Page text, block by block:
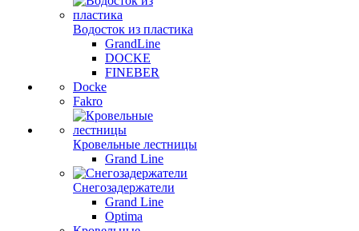
Водосток из пластика
GrandLine
DOCKE
FINEBER
Docke
Fakro
Кровельные лестницы
Grand Line
Снегозадержатели
Grand Line
Optima